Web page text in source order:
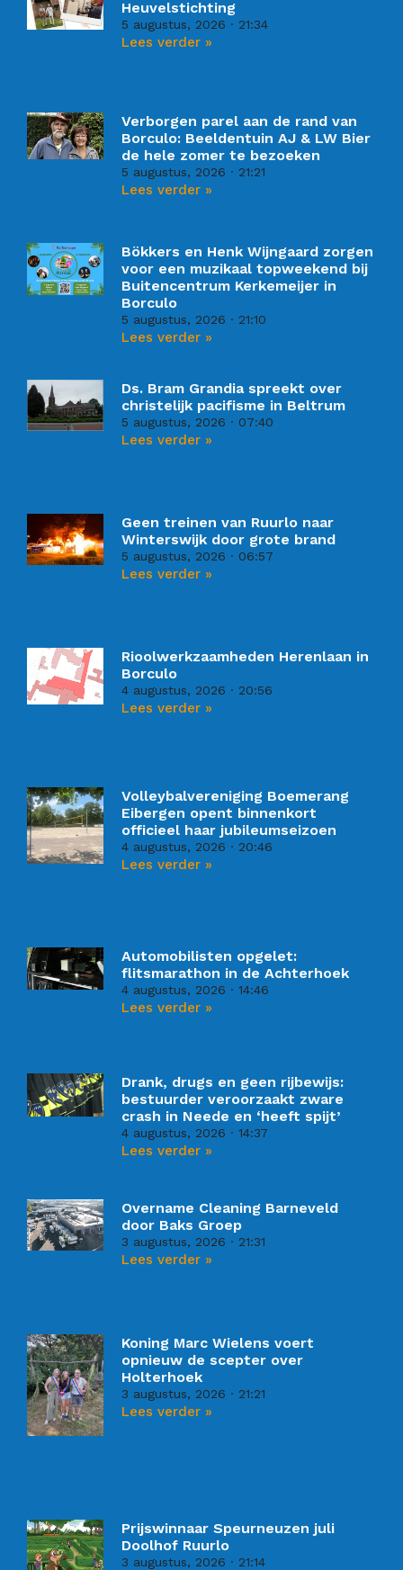
Heuvelstichting
5 augustus, 2026 21:34
Lees verder »
Verborgen parel aan de rand van
Borculo: Beeldentuin AJ & LW Bier
de hele zomer te bezoeken
5 augustus, 2026 21:21
Lees verder »
Bökkers en Henk Wijngaard zorgen
voor een muzikaal topweekend bij
Buitencentrum Kerkemeijer in
Borculo
5 augustus, 2026 21:10
Lees verder »
Ds. Bram Grandia spreekt over
christelijk pacifisme in Beltrum
5 augustus, 2026 07:40
Lees verder »
Geen treinen van Ruurlo naar
Winterswijk door grote brand
5 augustus, 2026 06:57
Lees verder »
Rioolwerkzaamheden Herenlaan in
Borculo
4 augustus, 2026 20:56
Lees verder »
Volleybalvereniging Boemerang
Eibergen opent binnenkort
officieel haar jubileumseizoen
4 augustus, 2026 20:46
Lees verder »
Automobilisten opgelet:
flitsmarathon in de Achterhoek
4 augustus, 2026 14:46
Lees verder »
Drank, drugs en geen rijbewijs:
bestuurder veroorzaakt zware
crash in Neede en ‘heeft spijt’
4 augustus, 2026 14:37
Lees verder »
Overname Cleaning Barneveld
door Baks Groep
3 augustus, 2026 21:31
Lees verder »
Koning Marc Wielens voert
opnieuw de scepter over
Holterhoek
3 augustus, 2026 21:21
Lees verder »
Prijswinnaar Speurneuzen juli
Doolhof Ruurlo
3 augustus, 2026 21:14